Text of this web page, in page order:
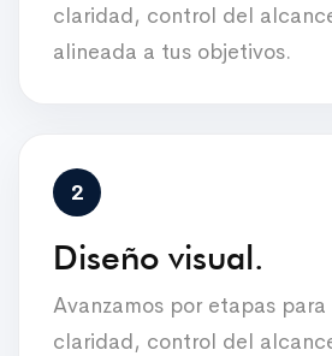
claridad, control del
alineada a tus objetivos.
Diseño visual.
Avanzamos por etapas
claridad, control del